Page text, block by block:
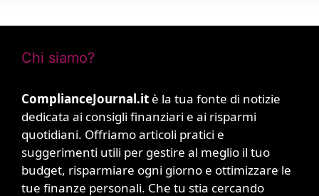
Chi siamo?
ComplianceJournal.it è la tua fonte di notizie
dedicata ai consigli finanziari e ai risparmi
quotidiani. Offriamo articoli pratici e
suggerimenti utili per gestire al meglio il tuo
budget, risparmiare ogni giorno e ottimizzare le
tue finanze personali. Che tu stia cercando